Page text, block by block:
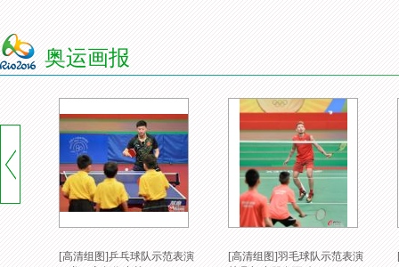
奥运画报
[高清组图]乒乓球队示范表演
[高清组图]羽毛球队示范表演